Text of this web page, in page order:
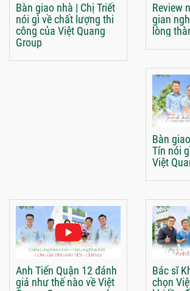
Bàn giao nhà | Chị Triết
nói gì về chất lượng thi
công của Việt Quang
Group
Review
gian
lòng
Bàn
Tín nói
Việt
Anh Tiến Quận 12 đánh
giá như thế nào về Việt
Bác sĩ
chọn